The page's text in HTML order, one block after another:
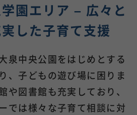
園エリア – 広々と
した子育て支援
泉中央公園をはじめとする
、子どもの遊び場に困りま
や図書館も充実しており、
では様々な子育て相談に対